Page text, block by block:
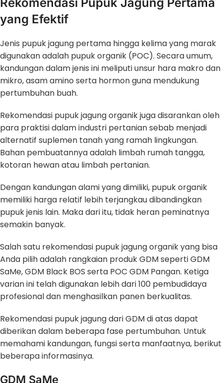
yang Efektif
Jenis pupuk jagung pertama hingga kelima yang marak
digunakan adalah pupuk organik (POC). Secara umum,
kandungan dalam jenis ini meliputi unsur hara makro dan
mikro, asam amino serta hormon guna mendukung
pertumbuhan buah.
Rekomendasi pupuk jagung organik juga disarankan oleh
para praktisi dalam industri pertanian sebab menjadi
alternatif suplemen tanah yang ramah lingkungan.
Bahan pembuatannya adalah limbah rumah tangga,
kotoran hewan atau limbah pertanian.
Dengan kandungan alami yang dimiliki, pupuk organik
memiliki harga relatif lebih terjangkau dibandingkan
pupuk jenis lain. Maka dari itu, tidak heran peminatnya
semakin banyak.
Salah satu rekomendasi pupuk jagung organik yang bisa
Anda pilih adalah rangkaian produk GDM seperti GDM
SaMe, GDM Black BOS serta POC GDM Pangan. Ketiga
varian ini telah digunakan lebih dari 100 pembudidaya
profesional dan menghasilkan panen berkualitas.
Rekomendasi pupuk jagung dari GDM di atas dapat
diberikan dalam beberapa fase pertumbuhan. Untuk
memahami kandungan, fungsi serta manfaatnya, berikut
beberapa informasinya.
GDM SaMe